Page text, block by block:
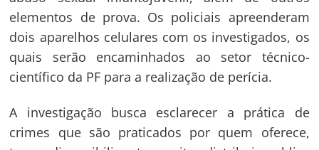
elementos de prova. Os policiais apreenderam
dois aparelhos celulares com os investigados, os
quais serão encaminhados ao setor técnico-
científico da PF para a realização de perícia.
A investigação busca esclarecer a prática de
crimes que são praticados por quem oferece,
Navegação